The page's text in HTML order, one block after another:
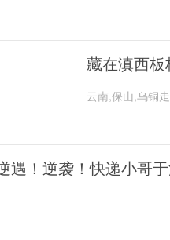
藏在滇西
云南,保山,乌铜
遇！逆袭！快递小哥